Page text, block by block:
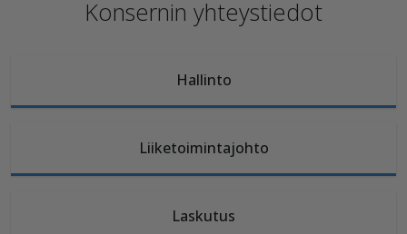
Konsernin yhteystiedot
Hallinto
Liiketoimintajohto
Laskutus